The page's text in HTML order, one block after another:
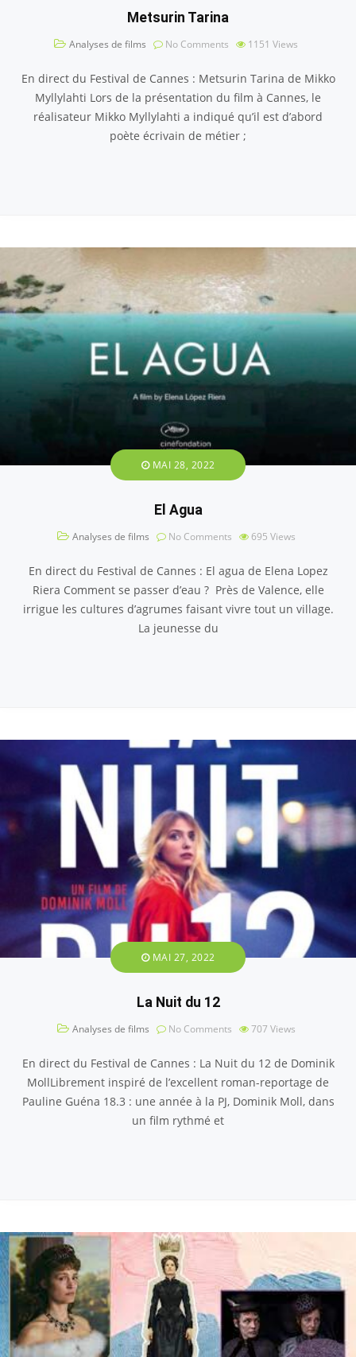
Metsurin Tarina
Analyses de films No Comments 1151 Views
En direct du Festival de Cannes : Metsurin Tarina de Mikko
Myllylahti Lors de la présentation du film à Cannes, le
réalisateur Mikko Myllylahti a indiqué qu’il est d’abord
poète écrivain de métier ;
MAI 28, 2022
El Agua
Analyses de films No Comments 695 Views
En direct du Festival de Cannes : El agua de Elena Lopez
Riera Comment se passer d’eau ? Près de Valence, elle
irrigue les cultures d’agrumes faisant vivre tout un village.
La jeunesse du
MAI 27, 2022
La Nuit du 12
Analyses de films No Comments 707 Views
En direct du Festival de Cannes : La Nuit du 12 de Dominik
MollLibrement inspiré de l’excellent roman-reportage de
Pauline Guéna 18.3 : une année à la PJ, Dominik Moll, dans
un film rythmé et